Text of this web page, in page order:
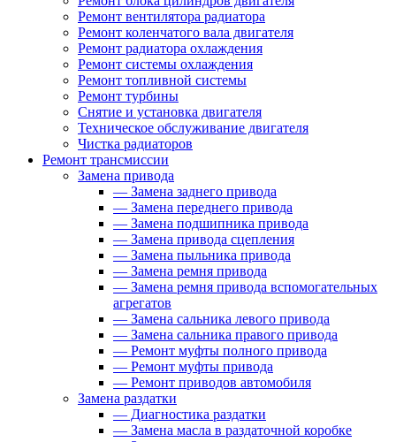
Ремонт вентилятора радиатора
Ремонт коленчатого вала двигателя
Ремонт радиатора охлаждения
Ремонт системы охлаждения
Ремонт топливной системы
Ремонт турбины
Снятие и установка двигателя
Техническое обслуживание двигателя
Чистка радиаторов
Ремонт трансмиссии
Замена привода
— Замена заднего привода
— Замена переднего привода
— Замена подшипника привода
— Замена привода сцепления
— Замена пыльника привода
— Замена ремня привода
— Замена ремня привода вспомогательных
агрегатов
— Замена сальника левого привода
— Замена сальника правого привода
— Ремонт муфты полного привода
— Ремонт муфты привода
— Ремонт приводов автомобиля
Замена раздатки
— Диагностика раздатки
— Замена масла в раздаточной коробке